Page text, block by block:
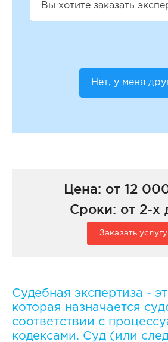
Вы хотите заказать
Нет, у меня
Цена: от 12
Сроки: от 2-х
Заказать услугу
Судебная экспертиза -
которая назначается
соответствии с
кодексами. Суд (или